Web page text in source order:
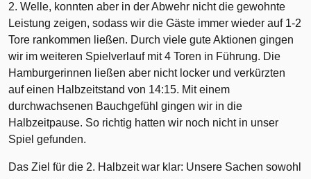
2. Welle, konnten aber in der Abwehr nicht die gewohnte
Leistung zeigen, sodass wir die Gäste immer wieder auf 1-2
Tore rankommen ließen. Durch viele gute Aktionen gingen
wir im weiteren Spielverlauf mit 4 Toren in Führung. Die
Hamburgerinnen ließen aber nicht locker und verkürzten
auf einen Halbzeitstand von 14:15. Mit einem
durchwachsenen Bauchgefühl gingen wir in die
Halbzeitpause. So richtig hatten wir noch nicht in unser
Spiel gefunden.
Das Ziel für die 2. Halbzeit war klar: Unsere Sachen sowohl